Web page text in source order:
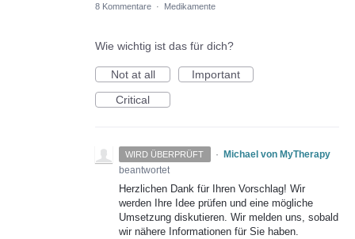
8 Kommentare · Medikamente
Wie wichtig ist das für dich?
Not at all
Important
Critical
WIRD ÜBERPRÜFT ·
Michael von MyTherapy
beantwortet
Herzlichen Dank für Ihren Vorschlag! Wir
werden Ihre Idee prüfen und eine mögliche
Umsetzung diskutieren. Wir melden uns, sobald
wir nähere Informationen für Sie haben.